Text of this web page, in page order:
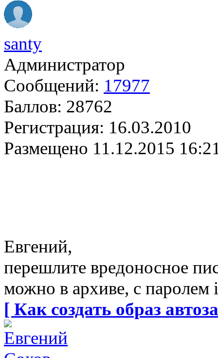
santy
Администратор
Сообщений: 17977
Баллов: 28762
Регистрация: 16.03.2010
Размещено 11.12.2015
Евгений,
перешлите вредоносное
можно в архиве, с паролем
[ Как создать образ